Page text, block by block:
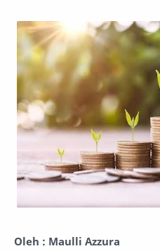
Oleh : Maulli Azzura